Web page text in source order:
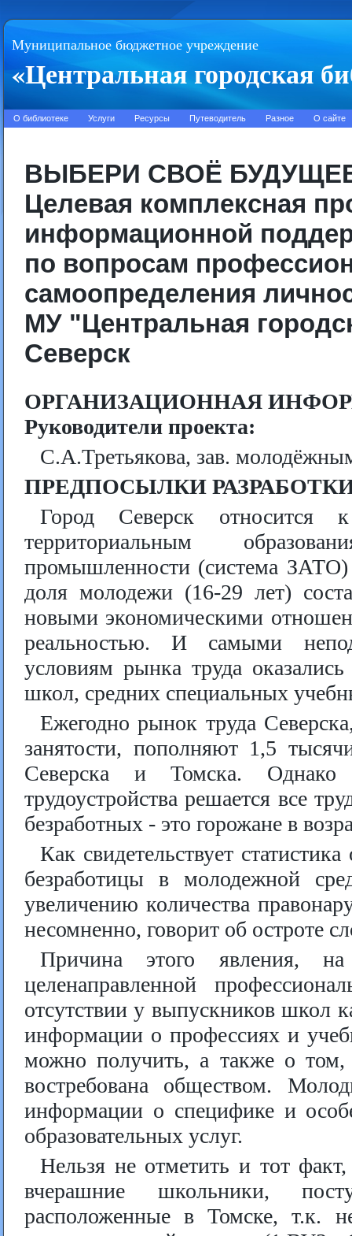
Муниципальное бюджетное учреждение
«Центральная городская
О библиотеке Услуги Ресурсы Путеводитель Разное О сайте
ВЫБЕРИ СВОЁ
Целевая комплексная
информационной
по вопросам
самоопределения
МУ "Центральная
Северск
ОРГАНИЗАЦИОННАЯ
Руководители проекта:
С.А.Третьякова, зав.
ПРЕДПОСЫЛКИ
Город Северск относится
территориальным
промышленности (система ЗАТО)
доля молодежи (16-29 лет)
новыми экономическими
реальностью. И самыми
условиям рынка труда
школ, средних специальных
Ежегодно рынок труда
занятости, пополняют 1,5
Северска и Томска.
трудоустройства решается все
безработных - это горожане в
Как свидетельствует
безработицы в молодежной
увеличению количества
несомненно, говорит об остроте
Причина этого явления,
целенаправленной
отсутствии у выпускников школ
информации о профессиях и
можно получить, а также о том,
востребована обществом.
информации о специфике и
образовательных услуг.
Нельзя не отметить и тот
вчерашние школьники,
расположенные в Томске, т.к.